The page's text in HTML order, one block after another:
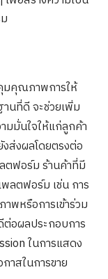
มคุณภาพการให้
นที่ดี จะช่วยเพิ่ม
มมั่นใจให้แก่ลูกค้า
ส่งผลโดยตรงต่อ
ตฟอร์ม ร้านค้าที่มี
ลตฟอร์ม เช่น การ
พหรือการเข้าร่วม
อผลประกอบการ
ในการแสดง
าสในการขาย